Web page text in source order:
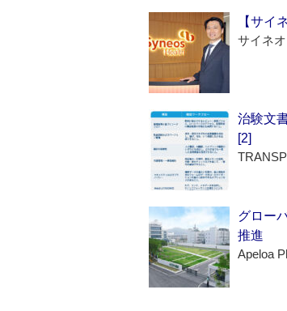
【サイ
サイネ
治験文
[2]
グロー
推進
Apeloa